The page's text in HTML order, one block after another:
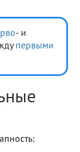
- и
первыми